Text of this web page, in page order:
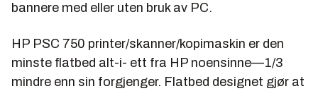
bannere med eller uten bruk av PC.
HP PSC 750 printer/skanner/kopimaskin er den
minste flatbed alt-i- ett fra HP noensinne—1/3
mindre enn sin forgjenger. Flatbed designet gjør at